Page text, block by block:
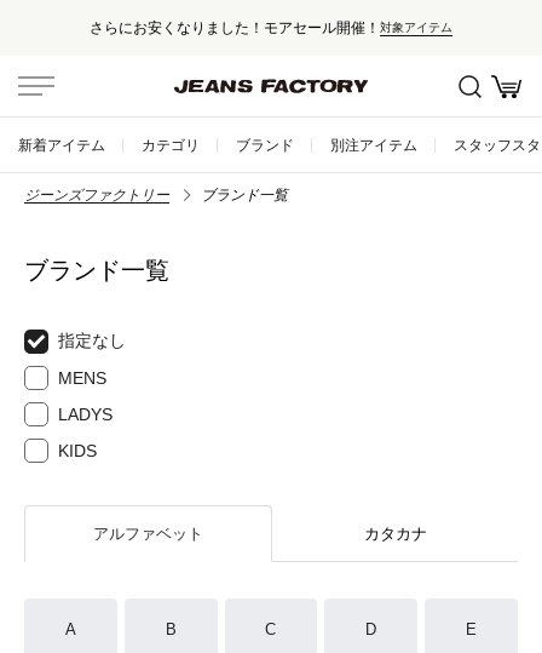
さらにお安くなりました！モアセール開催！ 対象アイテム
新着アイテム カテゴリ ブランド 別注アイテム スタッフス
ジーンズファクトリー ブランド一覧
ブランド一覧
指定なし
MENS
LADYS
KIDS
アルファベット カタカナ
A B C D E